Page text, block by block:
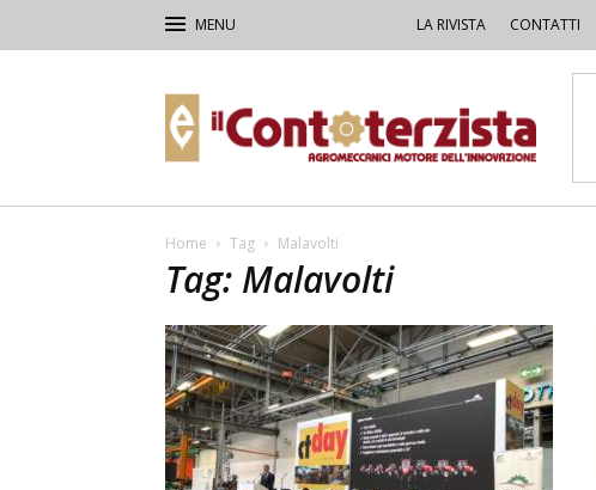
LA RIVISTA CONTATTI
Contoterzista
Home Tag Malavolti
Tag: Malavolti